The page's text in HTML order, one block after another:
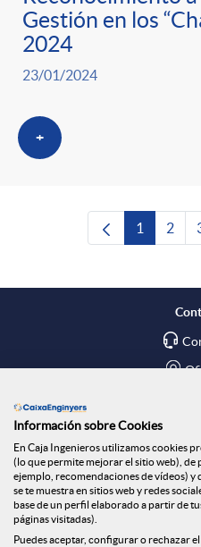
Gestión en los
2024
23/01/2024
+
Página
1 2
Información sobre Cookies
En Caja Ingenieros utilizamos cookies
(lo que permite mejorar el sitio web),
ejemplo, recomendaciones de vídeos)
se te muestra en sitios web y redes
base de un perfil elaborado a partir de
páginas visitadas).
Puedes aceptar, configurar o rechazar